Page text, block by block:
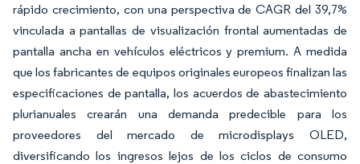
rápido crecimiento, con una perspectiva de CAGR del 39,7%
vinculada a pantallas de visualización frontal aumentadas de
pantalla ancha en vehículos eléctricos y premium. A medida
que los fabricantes de equipos originales europeos finalizan las
especificaciones de pantalla, los acuerdos de abastecimiento
plurianuales crearán una demanda predecible para los
proveedores del mercado de microdisplays OLED,
diversificando los ingresos lejos de los ciclos de consumo